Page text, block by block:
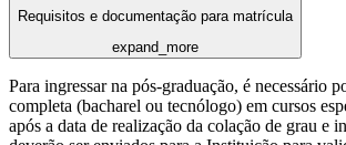
Requisitos e documentação para matrícula
expand_more
Para ingressar na pós-graduação, é necessário
completa (bacharel ou tecnólogo) em cursos
após a data de realização da colação de grau